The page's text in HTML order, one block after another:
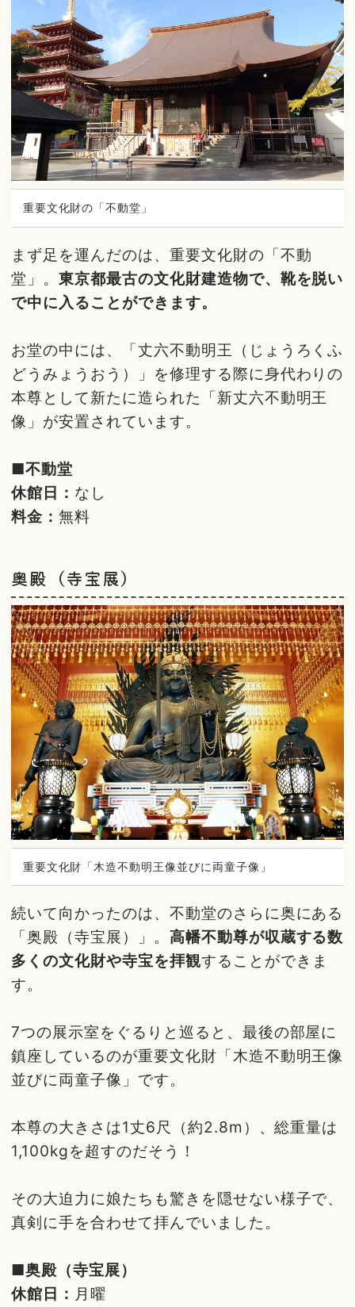
重要文化財の「不動堂」
まず足を運んだのは、重要文化財の「不動
堂」。東京都最古の文化財建造物で、靴を脱い
で中に入ることができます。
お堂の中には、「丈六不動明王（じょうろくふ
どうみょうおう）」を修理する際に身代わりの
本尊として新たに造られた「新丈六不動明王
像」が安置されています。
■不動堂
休館日： なし
料金：無料
奥殿（寺宝展）
重要文化財「木造不動明王像並びに両童子像」
続いて向かったのは、不動堂のさらに奥にある
「奥殿（寺宝展）」。 高幡不動尊が収蔵する数
多くの文化財や寺宝を拝観することができま
す。
7つの展示室をぐるりと巡ると、最後の部屋に
鎮座しているのが重要文化財「木造不動明王像
並びに両童子像」です。
本尊の大きさは1丈6尺（約2.8m）、総重量は
1,100kgを超すのだそう！
その大迫力に娘たちも驚きを隠せない様子で、
真剣に手を合わせて拝んでいました。
■奥殿（寺宝展）
休館日： 月曜